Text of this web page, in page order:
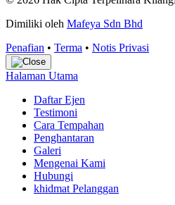
Dimiliki oleh Mafeya Sdn Bhd
Penafian • Terma • Notis Privasi
Halaman Utama
Daftar Ejen
Testimoni
Cara Tempahan
Penghantaran
Galeri
Mengenai Kami
Hubungi
khidmat Pelanggan